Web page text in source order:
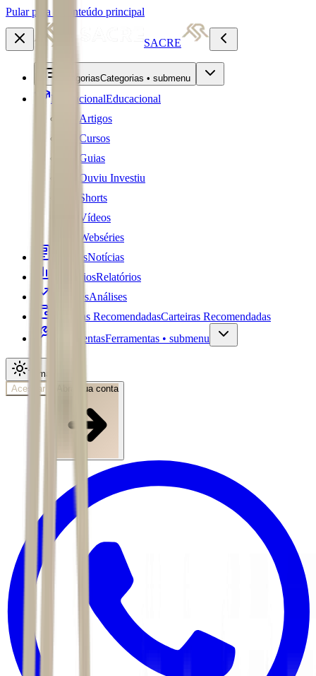
Pular para o conteúdo principal
SACRE
CategoriasCategorias • submenu
EducacionalEducacional
Artigos
Cursos
Guias
Ouviu Investiu
Shorts
Vídeos
Webséries
NotíciasNotícias
RelatóriosRelatórios
AnálisesAnálises
Carteiras RecomendadasCarteiras Recomendadas
FerramentasFerramentas • submenu
Tema
Acessar
Abra sua conta